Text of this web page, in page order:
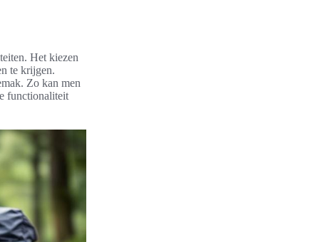
Het kiezen
te krijgen.
Zo kan men
functionaliteit